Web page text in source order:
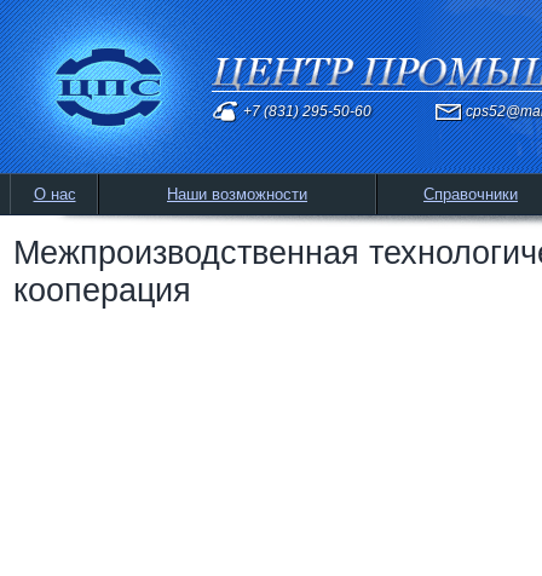
+7 (831) 295-50-60
О нас Наши возможности Справочники
Межпроизводственная
кооперация